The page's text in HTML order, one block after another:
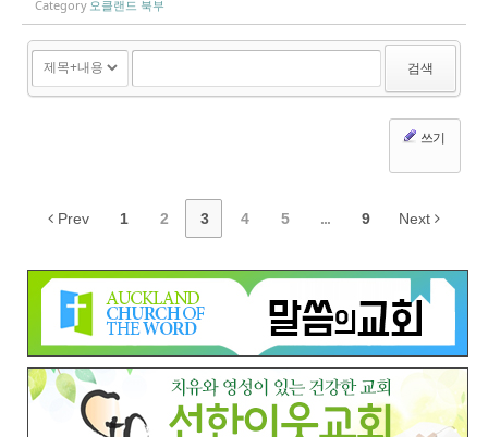
Category 오클랜드 북부
검색
쓰기
Prev 1 2 3 4 5 ... 9 Next